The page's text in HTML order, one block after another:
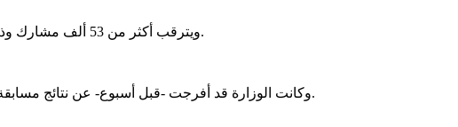
ويترقب أكثر من 53 ألف مشارك وذووهم نتائج الامتحان الذي يعد الأهم في المسار الدراسي لأي تلميذ موريتاني.
وكانت الوزارة قد أفرجت -قبل أسبوع- عن نتائج مسابقة دخول السنة الأولى من الإعدادية "كونكور" وشهادة ختم الدروس الإعدادية.